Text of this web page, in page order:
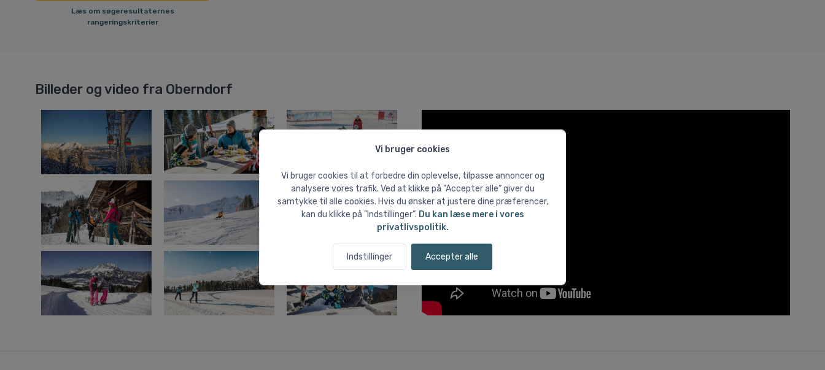
Vi bruger cookies
Vi bruger cookies til at forbedre din oplevelse, tilpasse annoncer og
analysere vores trafik. Ved at klikke på ”Accepter alle” giver du
samtykke til alle cookies. Hvis du ønsker at justere dine præferencer,
kan du klikke på ”Indstillinger”. Du kan læse mere i vores
privatlivspolitik.
Indstillinger Accepter alle
Læs om søgeresultaternes
rangeringskriterier
Billeder og video fra Oberndorf